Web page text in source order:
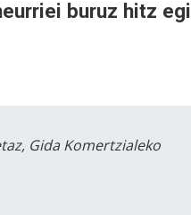
buruz hitz
Gida Komertzialeko